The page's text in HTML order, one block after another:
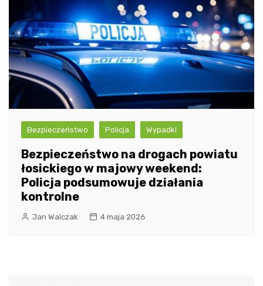
Bezpieczeństwo Policja Wypadki
Bezpieczeństwo na drogach powiatu
łosickiego w majowy weekend:
Policja podsumowuje działania
kontrolne
Jan Walczak 4 maja 2026